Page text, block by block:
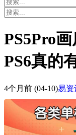
PS5Pro
PS6真的
4个月前 (04-10)易资